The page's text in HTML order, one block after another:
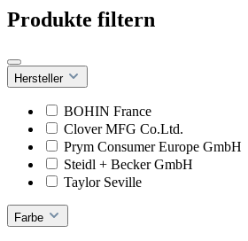
Produkte filtern
Hersteller
BOHIN France
Clover MFG Co.Ltd.
Prym Consumer Europe GmbH
Steidl + Becker GmbH
Taylor Seville
Farbe